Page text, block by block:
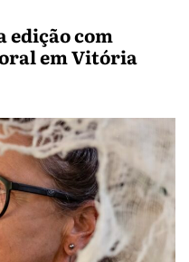
edição com
em Vitória